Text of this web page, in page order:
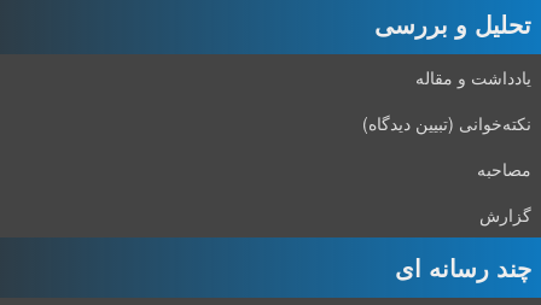
تحلیل و بررسی
یادداشت و مقاله
نکته‌خوانی (تبیین دیدگاه)
مصاحبه
گزارش
چند رسانه ای